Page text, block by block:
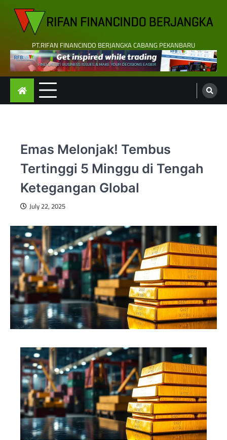
content
PT.RIFAN FINANCINDO BERJANGKA CABANG PEKANBARU
Emas Melonjak! Tembus
Tertinggi 5 Minggu di Tengah
Ketegangan Global
July 22, 2025